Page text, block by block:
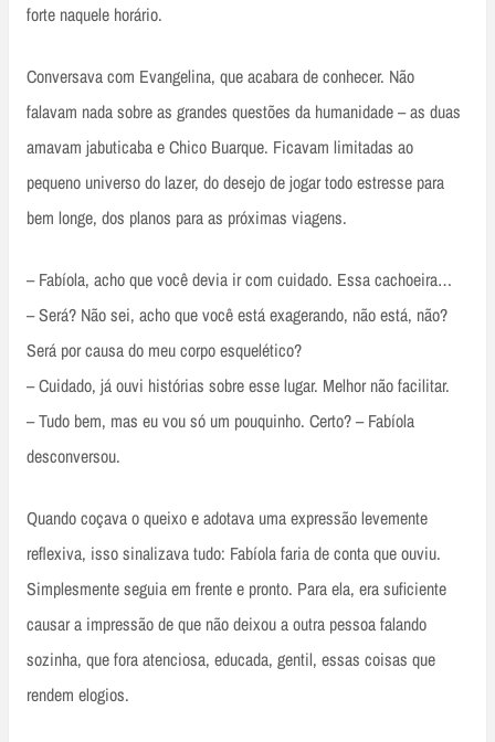
forte naquele horário.
Conversava com Evangelina, que acabara de conhecer. Não
falavam nada sobre as grandes questões da humanidade – as duas
amavam jabuticaba e Chico Buarque. Ficavam limitadas ao
pequeno universo do lazer, do desejo de jogar todo estresse para
bem longe, dos planos para as próximas viagens.
– Fabíola, acho que você devia ir com cuidado. Essa cachoeira…
– Será? Não sei, acho que você está exagerando, não está, não?
Será por causa do meu corpo esquelético?
– Cuidado, já ouvi histórias sobre esse lugar. Melhor não facilitar.
– Tudo bem, mas eu vou só um pouquinho. Certo? – Fabíola
desconversou.
Quando coçava o queixo e adotava uma expressão levemente
reflexiva, isso sinalizava tudo: Fabíola faria de conta que ouviu.
Simplesmente seguia em frente e pronto. Para ela, era suficiente
causar a impressão de que não deixou a outra pessoa falando
sozinha, que fora atenciosa, educada, gentil, essas coisas que
rendem elogios.